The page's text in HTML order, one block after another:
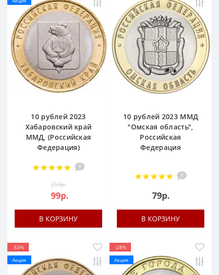
10 рублей 2023
Хабаровский край
ММД, (Российская
Федерация)
1
259р.
99р.
В КОРЗИНУ
10 рублей 2023 ММД
"Омская область",
Российская
Федерация
1
79р.
В КОРЗИНУ
-53%
Акция
-28%
Акция